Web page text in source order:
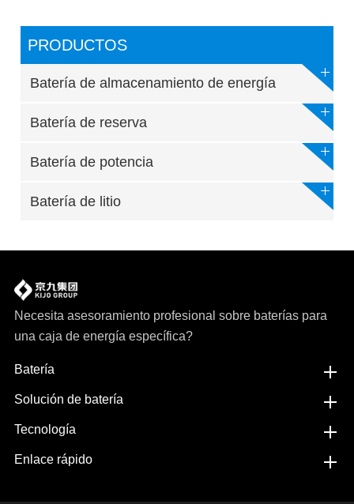
PRODUCTOS
Batería de almacenamiento de energía
Batería de reserva
Batería de potencia
Batería de litio
Necesita asesoramiento profesional sobre baterías para
una caja de energía específica?
Batería
Solución de batería
Tecnología
Enlace rápido